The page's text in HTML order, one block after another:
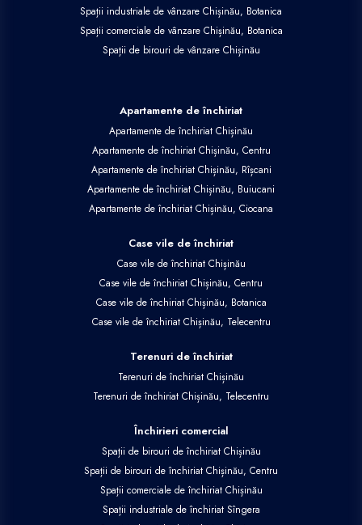
Spații industriale de vânzare Chișinău, Botanica
Spații comerciale de vânzare Chișinău, Botanica
Spații de birouri de vânzare Chișinău
Apartamente de închiriat
Apartamente de închiriat Chișinău
Apartamente de închiriat Chișinău, Centru
Apartamente de închiriat Chișinău, Rîșcani
Apartamente de închiriat Chișinău, Buiucani
Apartamente de închiriat Chișinău, Ciocana
Case vile de închiriat
Case vile de închiriat Chișinău
Case vile de închiriat Chișinău, Centru
Case vile de închiriat Chișinău, Botanica
Case vile de închiriat Chișinău, Telecentru
Terenuri de închiriat
Terenuri de închiriat Chișinău
Terenuri de închiriat Chișinău, Telecentru
Închirieri comercial
Spații de birouri de închiriat Chișinău
Spații de birouri de închiriat Chișinău, Centru
Spații comerciale de închiriat Chișinău
Spații industriale de închiriat Sîngera